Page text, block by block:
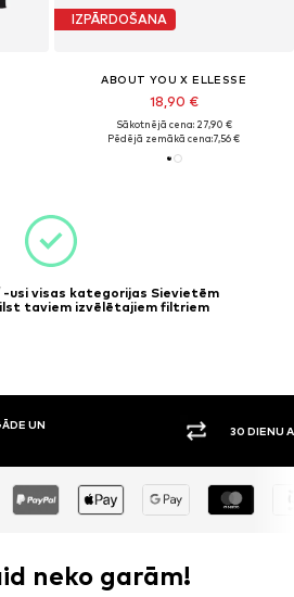
IZPĀRDOŠANA
ABOUT YOU X ELLESSE
18,90 €
Sākotnējā cena: 27,90 €
Pēdējā zemākā cena:7,56 €
usi visas kategorijas Sievietēm
taviem izvēlētajiem filtriem
UN
30 DIENU
neko garām!